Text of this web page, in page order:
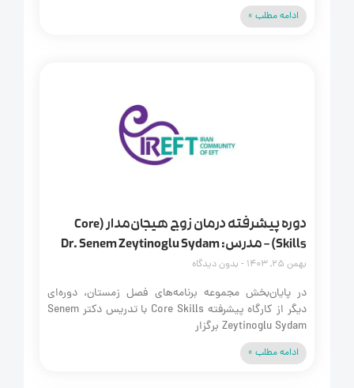
ادامه مطلب »
دوره پیشرفته درمان زوج هیجان‌مدار (Core
بدون دیدگاه
در پایان‌بخش مجموعه برنامه‌های فصل زمستان، دوره‌ای
دیگر از کارگاه پیشرفته Core Skills با تدریس دکتر Senem
Zeytinoglu Sydam برگزار
ادامه مطلب »